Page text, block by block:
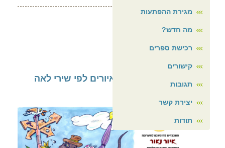
איור נאור תערוכת איורים לפי שירי לאה
נאור
מגירת ההפתעות
מה חדש?
רכישת ספרים
קישורים
תגובות
יצירת קשר
תודות